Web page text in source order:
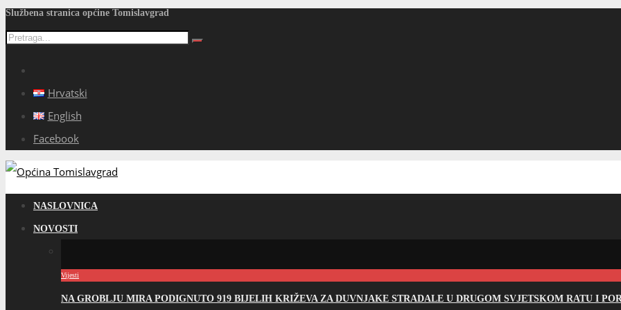
Službena stranica općine Tomislavgrad
Hrvatski
English
Facebook
NASLOVNICA
NOVOSTI
Vijesti
NA GROBLJU MIRA PODIGNUTO 919 BIJELIH KRIŽEVA ZA DUVNJAKE STRADALE U DRUGOM SVJETSKOM RATU I